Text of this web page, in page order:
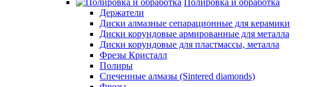
Полировка и обработка
Держатели
Диски алмазные сепарационные для керамики
Диски корундовые армированные для металла
Диски корундовые для пластмассы, металла
Фрезы Кристалл
Полиры
Спеченные алмазы (Sintered diamonds)